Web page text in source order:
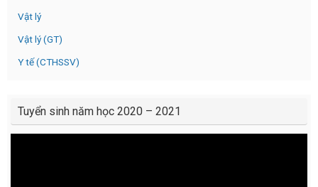
Vật lý
Vật lý (GT)
Y tế (CTHSSV)
Tuyển sinh năm học 2020 – 2021